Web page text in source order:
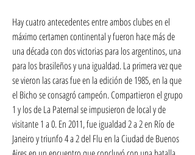
Hay cuatro antecedentes entre ambos clubes en el
máximo certamen continental y fueron hace más de
una década con dos victorias para los argentinos, una
para los brasileños y una igualdad. La primera vez que
se vieron las caras fue en la edición de 1985, en la que
el Bicho se consagró campeón. Compartieron el grupo
1 y los de La Paternal se impusieron de local y de
visitante 1 a 0. En 2011, fue igualdad 2 a 2 en Río de
Janeiro y triunfo 4 a 2 del Flu en la Ciudad de Buenos